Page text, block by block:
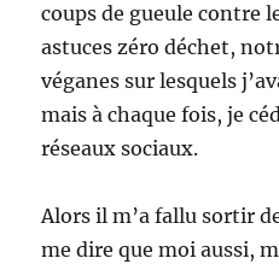
coups de gueule contre
astuces zéro déchet,
véganes sur lesquels
mais à chaque fois, je
réseaux sociaux.
Alors il m’a fallu sortir
me dire que moi aussi,